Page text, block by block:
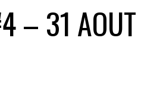
– 31 AOUT